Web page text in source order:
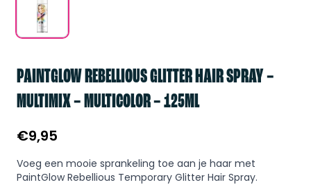
PAINTGLOW REBELLIOUS GLITTER HAIR SPRAY –
MULTIMIX – MULTICOLOR – 125ML
€9,95
Voeg een mooie sprankeling toe aan je haar met
PaintGlow Rebellious Temporary Glitter Hair Spray.